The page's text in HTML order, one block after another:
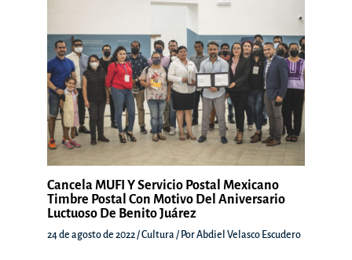
Cancela MUFI Y Servicio Postal Mexicano
Timbre Postal Con Motivo Del Aniversario
Luctuoso De Benito Juárez
24 de agosto de 2022/Cultura / PorAbdiel Velasco Escudero